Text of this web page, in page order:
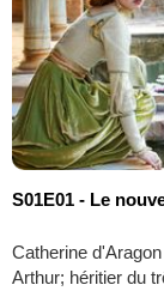
S01E01 - Le
Catherine
Arthur; héritier du